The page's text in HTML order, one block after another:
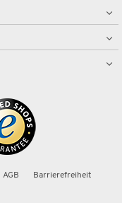
AGB Barrierefreiheit